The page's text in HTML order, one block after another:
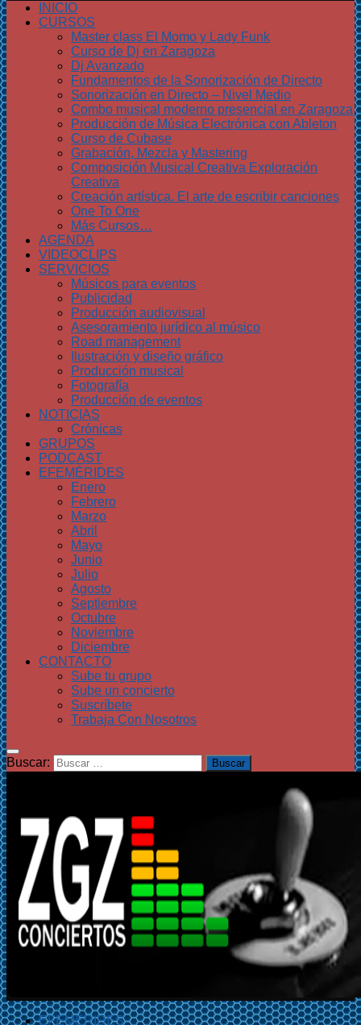
INICIO
CURSOS
Master class El Momo y Lady Funk
Curso de Dj en Zaragoza
Dj Avanzado
Fundamentos de la Sonorización de Directo
Sonorización en Directo – Nivel Medio
Combo musical moderno presencial en Zaragoza
Producción de Música Electrónica con Ableton
Curso de Cubase
Grabación, Mezcla y Mastering
Composición Musical Creativa Exploración
Creativa
Creación artística. El arte de escribir canciones
One To One
Más Cursos…
AGENDA
VIDEOCLIPS
SERVICIOS
Músicos para eventos
Publicidad
Producción audiovisual
Asesoramiento jurídico al músico
Road management
Ilustración y diseño gráfico
Producción musical
Fotografía
Producción de eventos
NOTICIAS
Crónicas
GRUPOS
PODCAST
EFEMÉRIDES
Enero
Febrero
Marzo
Abril
Mayo
Junio
Julio
Agosto
Septiembre
Octubre
Noviembre
Diciembre
CONTACTO
Sube tu grupo
Sube un concierto
Suscríbete
Trabaja Con Nosotros
Buscar:
EFEMÉRIDES